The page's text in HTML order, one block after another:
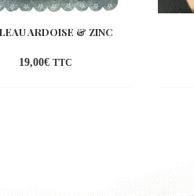
ARDOISE & ZINC
19,00€ TTC